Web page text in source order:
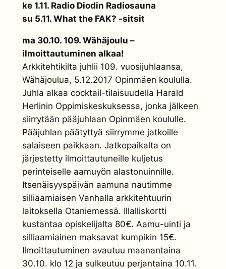
ke 1.11. Radio Diodin Radiosauna
su 5.11. What the FAK? -sitsit
ma 30.10. 109. Wähäjoulu –
ilmoittautuminen alkaa!
Arkkitehtikilta juhlii 109. vuosijuhlaansa,
Wähäjoulua, 5.12.2017 Opinmäen koululla.
Juhla alkaa cocktail-tilaisuudella Harald
Herlinin Oppimiskeskuksessa, jonka jälkeen
siirrytään pääjuhlaan Opinmäen koululle.
Pääjuhlan päätyttyä siirrymme jatkoille
salaiseen paikkaan. Jatkopaikalta on
järjestetty ilmoittautuneille kuljetus
perinteiselle aamuyön alastonuinnille.
Itsenäisyyspäivän aamuna nautimme
silliaamiaisen Vanhalla arkkitehtuurin
laitoksella Otaniemessä. Illalliskortti
kustantaa opiskelijalta 80€. Aamu-uinti ja
silliaamiainen maksavat kumpikin 15€.
Ilmoittautuminen avautuu maanantaina
30.10. klo 12 ja sulkeutuu perjantaina 10.11.